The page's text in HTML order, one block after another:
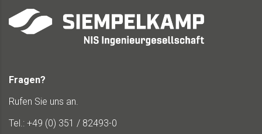
Fragen?
Rufen Sie uns an.
Tel.: +49 (0) 351 / 82493-0